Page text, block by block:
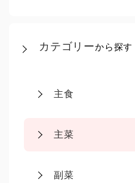
カテゴリーから探す
主食
主菜
副菜